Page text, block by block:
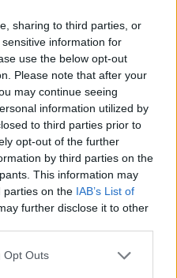
sharing to third parties, or
information for
use the below opt-out
Please note that after your
may continue seeing
information utilized by
to third parties prior to
opt-out of the further
by third parties on the
This information may
parties on the IAB’s List of
further disclose it to other
Opt Outs
np. dana osoba musi
się u niej gruźlicę
przykład. Na
pojawiła się
Polskie prawo jest